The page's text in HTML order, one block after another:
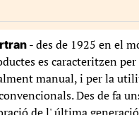
- des de 1925 en el
es caracteritzen per
manual, i per la
Des de fa